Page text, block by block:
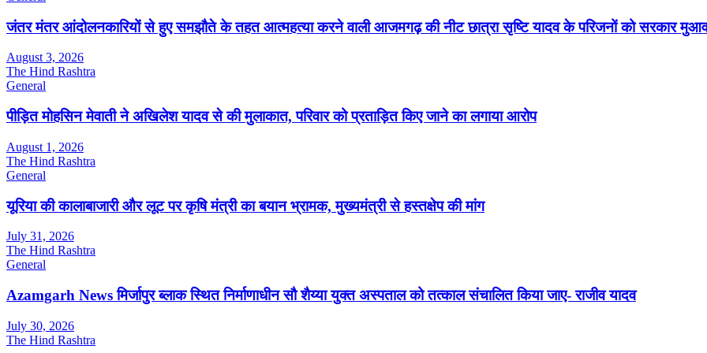
जंतर मंतर आंदोलनकारियों से हुए समझौते के तहत आत्महत्या करने वाली आजमगढ़ की नीट छात्रा सृष्टि यादव के परिजनों को सरकार
August 3, 2026
The Hind Rashtra
General
पीड़ित मोहसिन मेवाती ने अखिलेश यादव से की मुलाकात, परिवार को प्रताड़ित किए जाने का लगाया आरोप
August 1, 2026
The Hind Rashtra
General
यूरिया की कालाबाजारी और लूट पर कृषि मंत्री का बयान भ्रामक, मुख्यमंत्री से हस्तक्षेप की मांग
July 31, 2026
The Hind Rashtra
General
Azamgarh News मिर्जापुर ब्लाक स्थित निर्माणाधीन सौ शैय्या युक्त अस्पताल को तत्काल संचालित किया जाए- राजीव यादव
July 30, 2026
The Hind Rashtra